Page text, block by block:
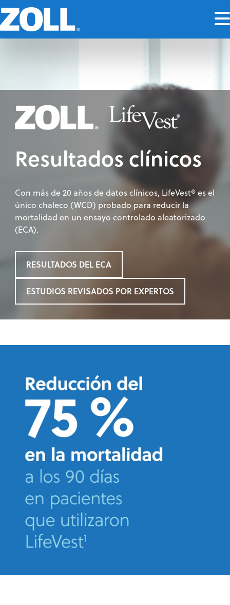
Resultados clínicos
Con más de 20 años de datos clínicos, LifeVest® es el
único chaleco (WCD) probado para reducir la
mortalidad en un ensayo controlado aleatorizado
(ECA).
RESULTADOS DEL ECA
ESTUDIOS REVISADOS POR EXPERTOS